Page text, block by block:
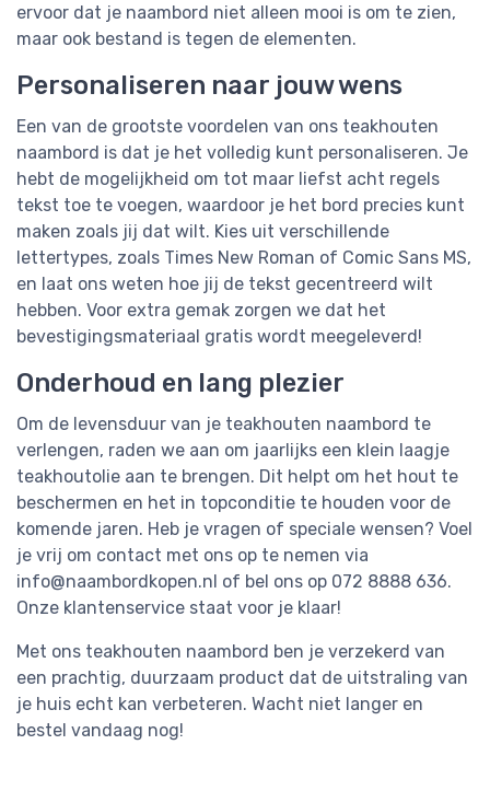
ervoor dat je naambord niet alleen mooi is om te zien,
maar ook bestand is tegen de elementen.
Personaliseren naar jouw wens
Een van de grootste voordelen van ons teakhouten
naambord is dat je het volledig kunt personaliseren. Je
hebt de mogelijkheid om tot maar liefst acht regels
tekst toe te voegen, waardoor je het bord precies kunt
maken zoals jij dat wilt. Kies uit verschillende
lettertypes, zoals Times New Roman of Comic Sans MS,
en laat ons weten hoe jij de tekst gecentreerd wilt
hebben. Voor extra gemak zorgen we dat het
bevestigingsmateriaal gratis wordt meegeleverd!
Onderhoud en lang plezier
Om de levensduur van je teakhouten naambord te
verlengen, raden we aan om jaarlijks een klein laagje
teakhoutolie aan te brengen. Dit helpt om het hout te
beschermen en het in topconditie te houden voor de
komende jaren. Heb je vragen of speciale wensen? Voel
je vrij om contact met ons op te nemen via
info@naambordkopen.nl of bel ons op 072 8888 636.
Onze klantenservice staat voor je klaar!
Met ons teakhouten naambord ben je verzekerd van
een prachtig, duurzaam product dat de uitstraling van
je huis echt kan verbeteren. Wacht niet langer en
bestel vandaag nog!